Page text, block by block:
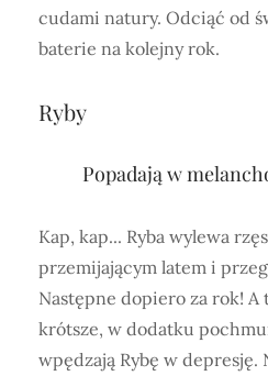
cudami natury. Odciąć od
baterie na kolejny rok.
Ryby
Popadają w
Kap, kap... Ryba wylewa
przemijającym latem i
Następne dopiero za rok! A
krótsze, w dodatku
wpędzają Rybę w depresję.